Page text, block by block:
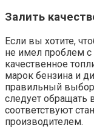
Залить
Если вы хотите,
не имел проблем с
качественное
марок бензина и
правильный
следует обращать
соответствуют
производителем.